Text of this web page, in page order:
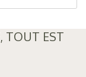
TOUT EST